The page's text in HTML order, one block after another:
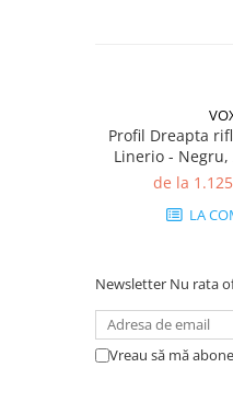
Profil Dreapta
Linerio - Negru,
mm, Polistiren
de la
LA
Newsletter Nu rata
Vreau să mă